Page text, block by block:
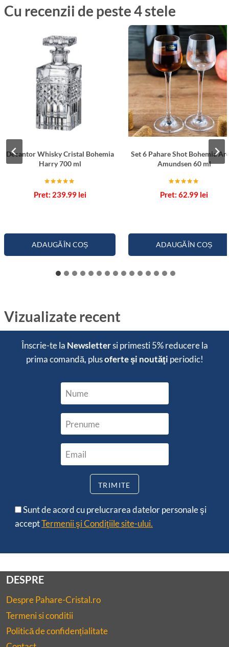
Cu recenzii de peste 4 stele
Decantor Whisky Cristal Bohemia
Harry 700 ml
5.00
239.99 lei
ADAUGĂ ÎN COȘ
Set 6 Pahare Shot Bohemia
Amundsen 60 ml
5.00
62.99 lei
ADAUGĂ ÎN COȘ
Vizualizate recent
Înscrie-te la Newslettersi primesti5% reducerela
prima comandă, plusoferte şi noutăţi periodic!
Sunt de acord cu prelucrarea datelor personale şi
acceptTermenii şi Condiţiile site-ului.
DESPRE
Despre Pahare-Cristal.ro
Termeni si conditii
Politică de confidențialitate